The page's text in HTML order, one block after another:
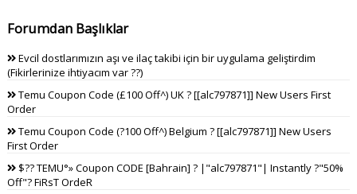
Forumdan Başlıklar
Evcil dostlarımızın aşı ve ilaç takibi için bir uygulama geliştirdim
(Fikirlerinize ihtiyacım var ??)
Temu Coupon Code (£100 Off^) UK ? [[alc797871]] New Users First
Order
Temu Coupon Code (?100 Off^) Belgium ? [[alc797871]] New Users
First Order
$?? TEMU°» Coupon CODE [Bahrain] ? |"alc797871"| Instantly ?"50%
Off"? FiRsT OrdeR